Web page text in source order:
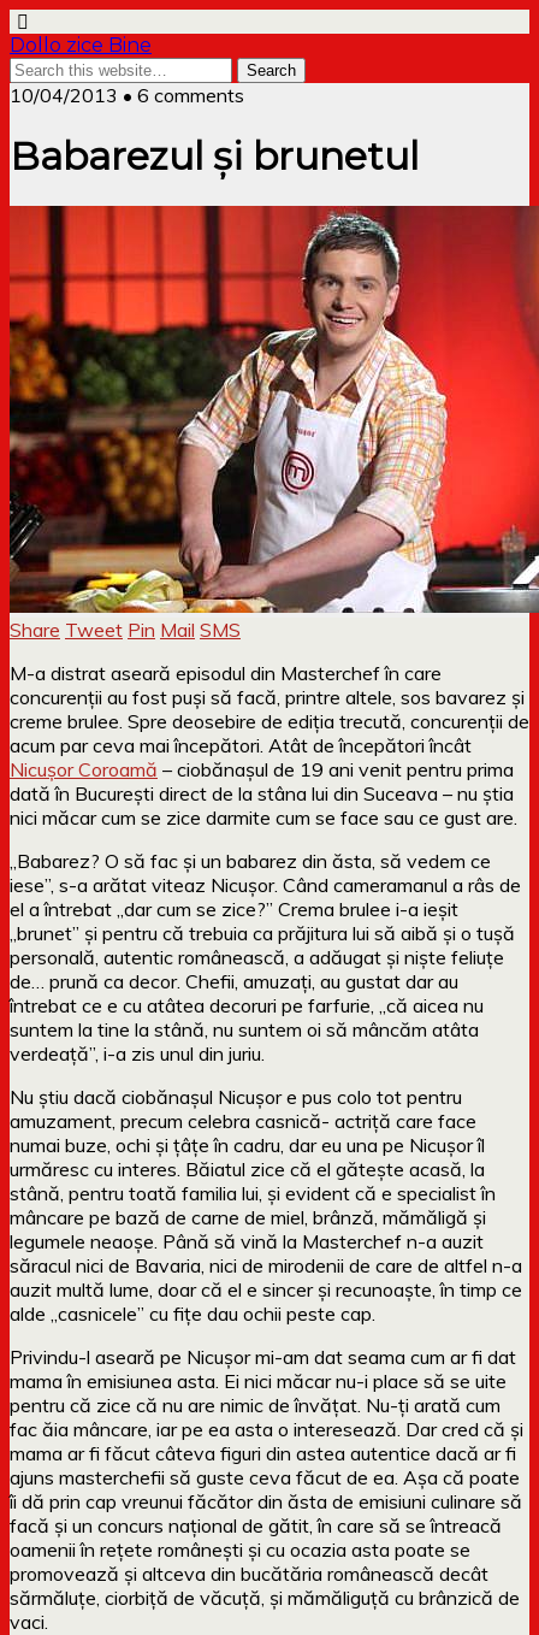
Dollo zice Bine
10/04/2013 • 6 comments
Babarezul și brunetul
Share Tweet Pin Mail SMS
M-a distrat aseară episodul din Masterchef în care
concurenții au fost puși să facă, printre altele, sos bavarez și
creme brulee. Spre deosebire de ediția trecută, concurenții de
acum par ceva mai începători. Atât de începători încât
Nicușor Coroamă – ciobănașul de 19 ani venit pentru prima
dată în București direct de la stâna lui din Suceava – nu știa
nici măcar cum se zice darmite cum se face sau ce gust are.
„Babarez? O să fac și un babarez din ăsta, să vedem ce
iese”, s-a arătat viteaz Nicușor. Când cameramanul a râs de
el a întrebat „dar cum se zice?” Crema brulee i-a ieșit
„brunet” și pentru că trebuia ca prăjitura lui să aibă și o tușă
personală, autentic românească, a adăugat și niște feliuțe
de… prună ca decor. Chefii, amuzați, au gustat dar au
întrebat ce e cu atâtea decoruri pe farfurie, „că aicea nu
suntem la tine la stână, nu suntem oi să mâncăm atâta
verdeață”, i-a zis unul din juriu.
Nu știu dacă ciobănașul Nicușor e pus colo tot pentru
amuzament, precum celebra casnică- actriță care face
numai buze, ochi și țâțe în cadru, dar eu una pe Nicușor îl
urmăresc cu interes. Băiatul zice că el gătește acasă, la
stână, pentru toată familia lui, și evident că e specialist în
mâncare pe bază de carne de miel, brânză, mămăligă și
legumele neaoșe. Până să vină la Masterchef n-a auzit
săracul nici de Bavaria, nici de mirodenii de care de altfel n-a
auzit multă lume, doar că el e sincer și recunoaște, în timp ce
alde „casnicele” cu fițe dau ochii peste cap.
Privindu-l aseară pe Nicușor mi-am dat seama cum ar fi dat
mama în emisiunea asta. Ei nici măcar nu-i place să se uite
pentru că zice că nu are nimic de învățat. Nu-ți arată cum
fac ăia mâncare, iar pe ea asta o interesează. Dar cred că și
mama ar fi făcut câteva figuri din astea autentice dacă ar fi
ajuns masterchefii să guste ceva făcut de ea. Așa că poate
îi dă prin cap vreunui făcător din ăsta de emisiuni culinare să
facă și un concurs național de gătit, în care să se întreacă
oamenii în rețete românești și cu ocazia asta poate se
promovează și altceva din bucătăria românească decât
sărmăluțe, ciorbiță de văcuță, și mămăliguță cu brânzică de
vaci.